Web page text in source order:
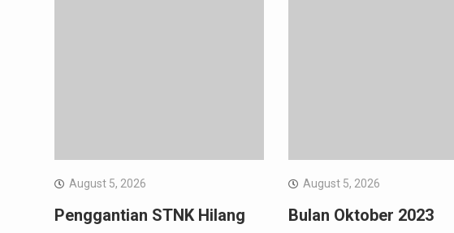
August 5, 2026
Penggantian STNK Hilang
August 5, 2026
Bulan Oktober 2023